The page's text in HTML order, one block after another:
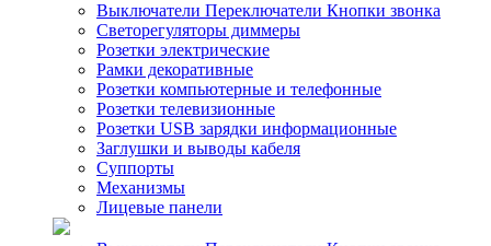
Выключатели Переключатели Кнопки звонка
Светорегуляторы диммеры
Розетки электрические
Рамки декоративные
Розетки компьютерные и телефонные
Розетки телевизионные
Розетки USB зарядки информационные
Заглушки и выводы кабеля
Суппорты
Механизмы
Лицевые панели